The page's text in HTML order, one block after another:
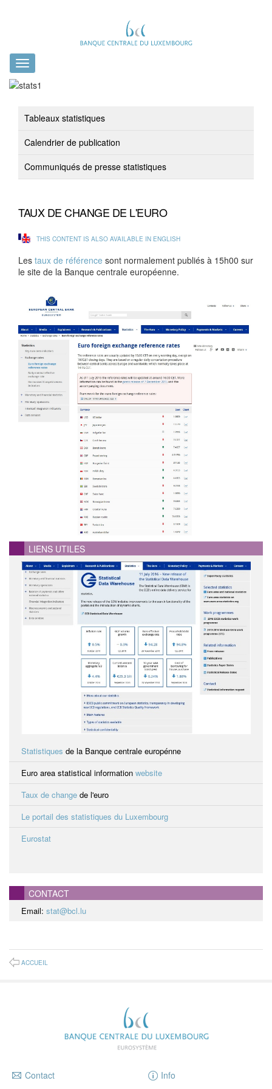
Toggle
navigation
Tableaux statistiques
Calendrier de publication
Communiqués de presse statistiques
TAUX DE CHANGE DE L'EURO
THIS CONTENT IS ALSO AVAILABLE IN ENGLISH
Les taux de référence sont normalement publiés à 15h00 sur
le site de la Banque centrale européenne.
LIENS UTILES
Statistiques de la Banque centrale europénne
Euro area statistical information website
Taux de change de l'euro
Le portail des statistiques du Luxembourg
Eurostat
CONTACT
Email: stat@bcl.lu
ACCUEIL
Contact Info